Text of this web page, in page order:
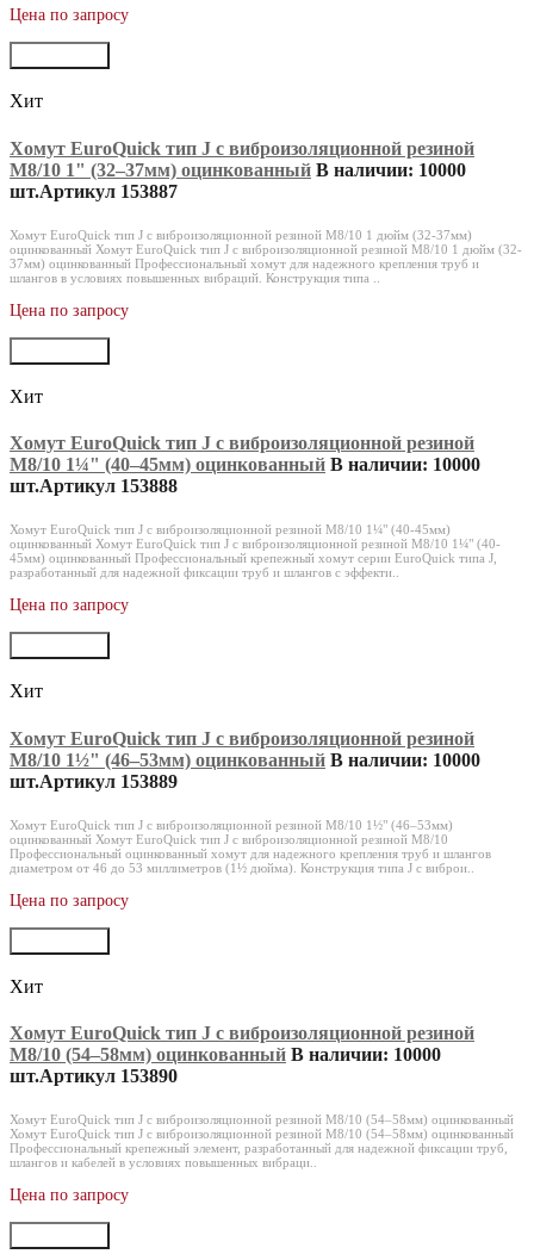
Цена по запросу
Хит
Хомут EuroQuick тип J с виброизоляционной резиной
M8/10 1" (32‒37мм) оцинкованный В наличии: 10000
шт.Артикул 153887
Хомут EuroQuick тип J с виброизоляционной резиной M8/10 1 дюйм (32-37мм)
оцинкованный Хомут EuroQuick тип J с виброизоляционной резиной M8/10 1 дюйм (32-
37мм) оцинкованный Профессиональный хомут для надежного крепления труб и
шлангов в условиях повышенных вибраций. Конструкция типа ..
Цена по запросу
Хит
Хомут EuroQuick тип J с виброизоляционной резиной
M8/10 1¼" (40‒45мм) оцинкованный В наличии: 10000
шт.Артикул 153888
Хомут EuroQuick тип J с виброизоляционной резиной M8/10 1¼" (40-45мм)
оцинкованный Хомут EuroQuick тип J с виброизоляционной резиной M8/10 1¼" (40-
45мм) оцинкованный Профессиональный крепежный хомут серии EuroQuick типа J,
разработанный для надежной фиксации труб и шлангов с эффекти..
Цена по запросу
Хит
Хомут EuroQuick тип J с виброизоляционной резиной
M8/10 1½" (46‒53мм) оцинкованный В наличии: 10000
шт.Артикул 153889
Хомут EuroQuick тип J с виброизоляционной резиной M8/10 1½" (46‒53мм)
оцинкованный Хомут EuroQuick тип J с виброизоляционной резиной M8/10
Профессиональный оцинкованный хомут для надежного крепления труб и шлангов
диаметром от 46 до 53 миллиметров (1½ дюйма). Конструкция типа J с виброи..
Цена по запросу
Хит
Хомут EuroQuick тип J с виброизоляционной резиной
M8/10 (54‒58мм) оцинкованный В наличии: 10000
шт.Артикул 153890
Хомут EuroQuick тип J с виброизоляционной резиной M8/10 (54‒58мм) оцинкованный
Хомут EuroQuick тип J с виброизоляционной резиной M8/10 (54‒58мм) оцинкованный
Профессиональный крепежный элемент, разработанный для надежной фиксации труб,
шлангов и кабелей в условиях повышенных вибраци..
Цена по запросу